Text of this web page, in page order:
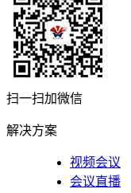
扫一扫加微信
解决方案
视频会议
会议直播